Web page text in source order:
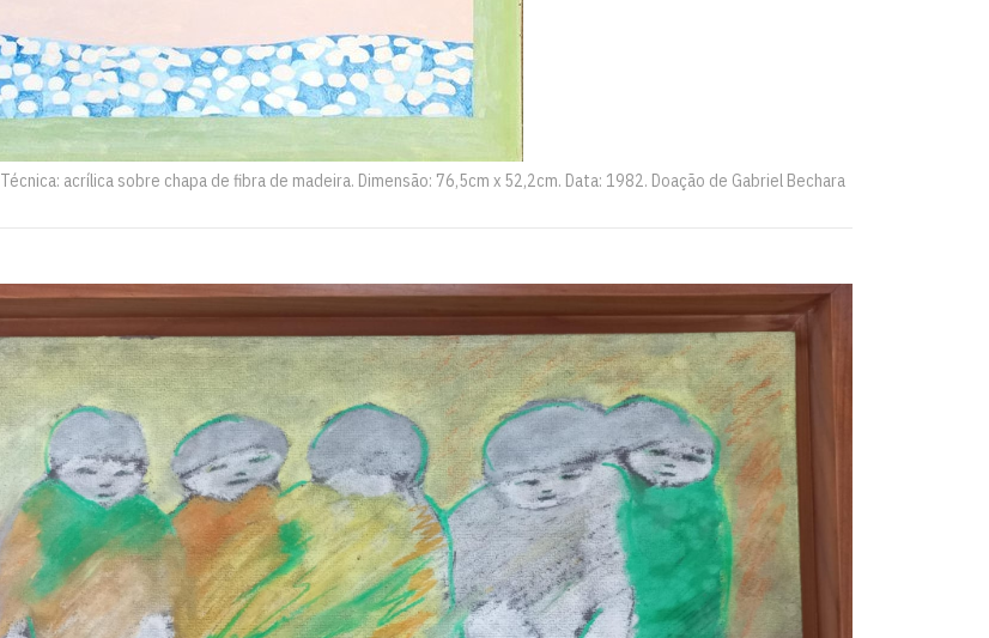
Técnica: acrílica sobre chapa de fibra de madeira. Dimensão: 76,5cm x 52,2cm. Data: 1982. Doação de Gabriel Bechara